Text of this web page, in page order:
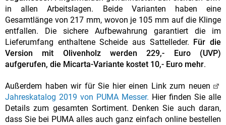
in allen Arbeitslagen. Beide Varianten haben eine
Gesamtlänge von 217 mm, wovon je 105 mm auf die Klinge
entfallen. Die sichere Aufbewahrung garantiert die im
Lieferumfang enthaltene Scheide aus Sattelleder.
Für die
Version mit Olivenholz werden 229,- Euro (UVP)
aufgerufen, die Micarta-Variante kostet 10,- Euro mehr.
Außerdem haben wir für Sie hier einen Link zum neuen
Jahreskatalog 2019 von PUMA Messer. Hier finden Sie alle
Details zum gesamten Sortiment. Denken Sie auch daran,
dass Sie bei PUMA alles auch ganz einfach online bestellen